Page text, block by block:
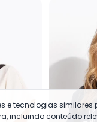
e tecnologias similares
incluindo conteúdo